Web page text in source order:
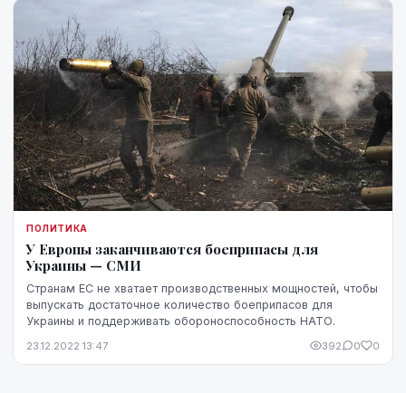
ПОЛИТИКА
У Европы заканчиваются боеприпасы для
Украины — СМИ
Странам ЕС не хватает производственных мощностей, чтобы
выпускать достаточное количество боеприпасов для
Украины и поддерживать обороноспособность НАТО.
23.12.2022 13:47 392 0 0